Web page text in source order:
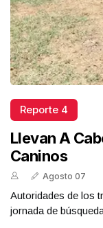
Reporte 4
Llevan A
Caninos
Agosto 07
Autoridades de los
jornada de